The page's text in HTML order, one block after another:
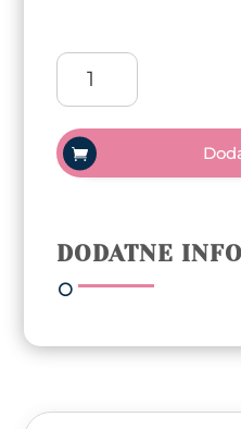
ReformA
polish
Trajni
lak
10ml
količina
DODATNE